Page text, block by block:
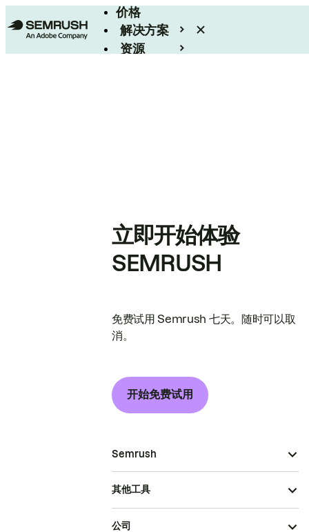
价格
解决方案
资源
立即开始体验
SEMRUSH
免费试用 Semrush 七天。随时可以取
消。
开始免费试用
Semrush
其他工具
公司